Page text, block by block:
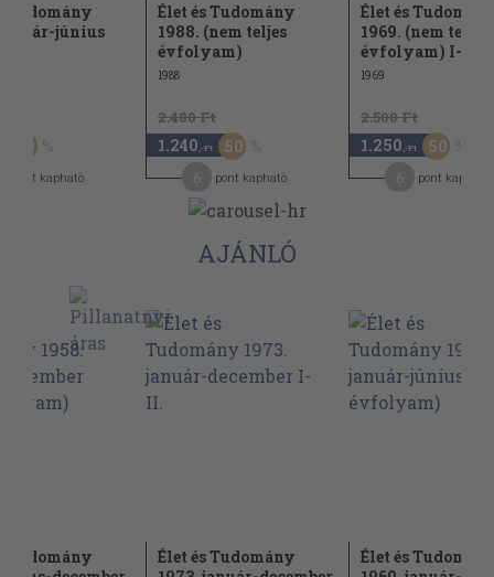
Tudomány
június
50
pont kapható
Élet és Tudomány
1988. (nem teljes
évfolyam)
1988
2.480 Ft
1.240 ,-Ft 50
pont kapható
Élet és
1969. (nem teljes
évfolyam) I-II.
1969
2.500 Ft
1.250 ,-Ft 50
pont kapható
AJÁNLÓ
Tudomány
Élet és Tudomány
Élet és